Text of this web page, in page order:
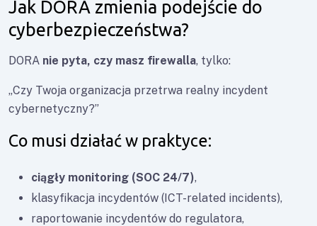
Jak DORA zmienia podejście do
cyberbezpieczeństwa?
DORA nie pyta, czy masz firewalla, tylko:
„Czy Twoja organizacja przetrwa realny incydent
cybernetyczny?”
Co musi działać w praktyce:
ciągły monitoring (SOC 24/7),
klasyfikacja incydentów (ICT-related incidents),
raportowanie incydentów do regulatora,